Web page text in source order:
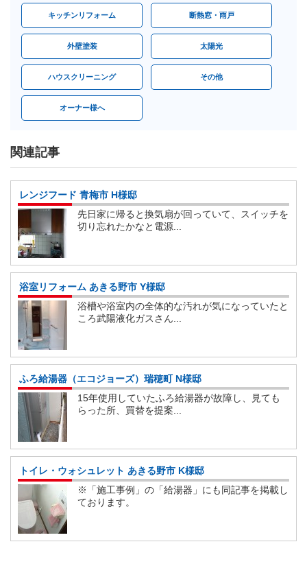
キッチンリフォーム 断熱窓・雨戸
外壁塗装 太陽光
ハウスクリーニング その他
オーナー様へ
関連記事
レンジフード 青梅市 H様邸
先日家に帰ると換気扇が回っていて、スイッチを
切り忘れたかなと電源...
浴室リフォーム あきる野市 Y様邸
浴槽や浴室内の全体的な汚れが気になっていたと
ころ武陽液化ガスさん...
ふろ給湯器（エコジョーズ）瑞穂町 N様邸
15年使用していたふろ給湯器が故障し、見ても
らった所、買替を提案...
トイレ・ウォシュレット あきる野市 K様邸
※「施工事例」の「給湯器」にも同記事を掲載し
ております。